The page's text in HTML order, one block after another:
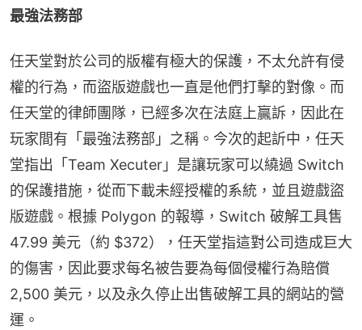
最強法務部
任天堂對於公司的版權有極大的保護，不太允許有侵
權的行為，而盜版遊戲也一直是他們打擊的對像。而
任天堂的律師團隊，已經多次在法庭上贏訴，因此在
玩家間有「最強法務部」之稱。今次的起訢中，任天
堂指出「Team Xecuter」是讓玩家可以繞過 Switch
的保護措施，從而下載未經授權的系統，並且遊戲盜
版遊戲。根據 Polygon 的報導，Switch 破解工具售
47.99 美元（約 $372），任天堂指這對公司造成巨大
的傷害，因此要求每名被告要為每個侵權行為賠償
2,500 美元，以及永久停止出售破解工具的網站的營
運。